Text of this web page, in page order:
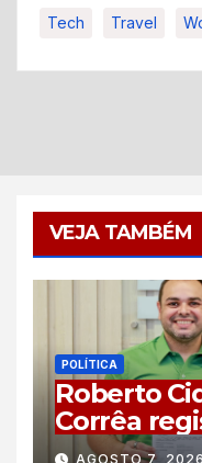
Tech Travel
VEJA TAMBÉM
POLÍTICA
Roberto
Corrêa
à reeleição
AGOSTO 7,